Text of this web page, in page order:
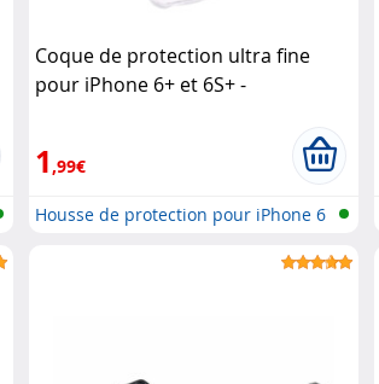
Coque de protection ultra fine
pour iPhone 6+ et 6S+ -
1,99€
Housse de protection pour iPhone 6